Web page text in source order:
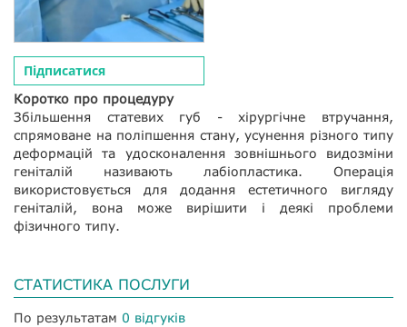
Підписатися
Коротко про процедуру
Збільшення статевих губ - хірургічне втручання,
спрямоване на поліпшення стану, усунення різного типу
деформацій та удосконалення зовнішнього видозміни
геніталій називають лабіопластика. Операція
використовується для додання естетичного вигляду
геніталій, вона може вирішити і деякі проблеми
фізичного типу.
СТАТИСТИКА ПОСЛУГИ
По результатам 0 відгуків